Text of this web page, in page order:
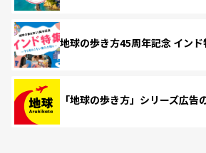
地球の歩き方45周年記念 インド
「地球の歩き方」シリーズ広告